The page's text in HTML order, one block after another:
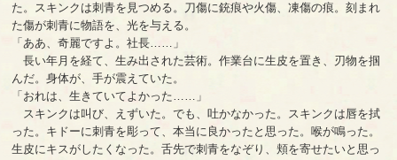
た。スキンクは刺青を見つめる。刀傷に銃痕や火傷、凍傷の痕。刻まれ
た傷が刺青に物語を、光を与える。
「ああ、奇麗ですよ。社長……」
長い年月を経て、生み出された芸術。作業台に生皮を置き、刃物を掴
んだ。身体が、手が震えていた。
「おれは、生きていてよかった……」
スキンクは叫び、えずいた。でも、吐かなかった。スキンクは唇を拭
った。キドーに刺青を彫って、本当に良かったと思った。喉が鳴った。
生皮にキスがしたくなった。舌先で刺青をなぞり、頬を寄せたいと思っ